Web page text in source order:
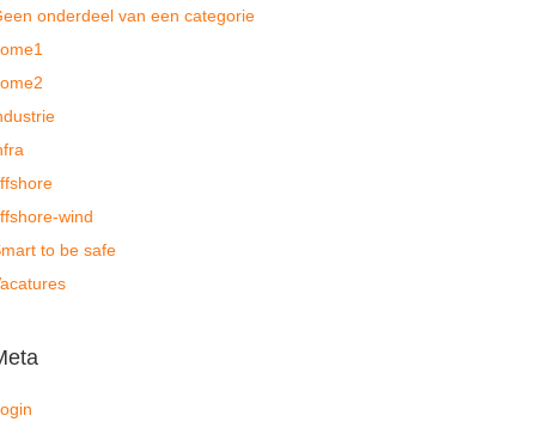
onderdeel van een categorie
wind
to be safe